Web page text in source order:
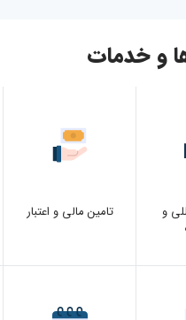
و خدمات
و
تامین مالی و اعتبار